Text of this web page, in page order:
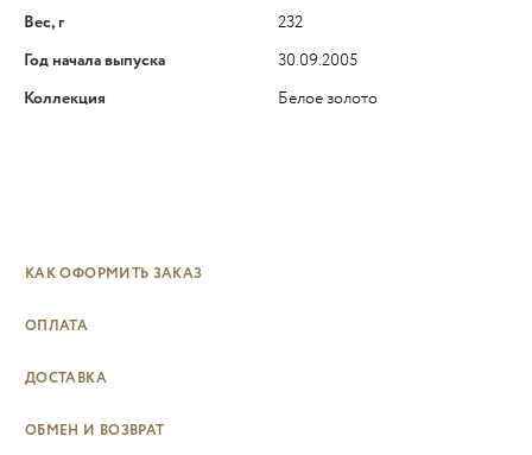
Вес, г
232
Год начала выпуска
30.09.2005
Коллекция
Белое золото
КАК ОФОРМИТЬ ЗАКАЗ
ОПЛАТА
ДОСТАВКА
ОБМЕН И ВОЗВРАТ